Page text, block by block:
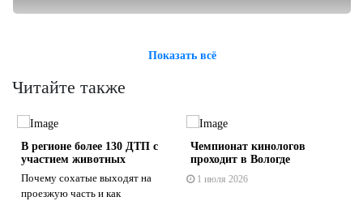
Показать всё
Читайте также
В регионе более 130 ДТП с
участием животных
Почему сохатые выходят на
проезжую часть и как
Чемпионат кинологов
проходит в Вологде
1 июля 2026